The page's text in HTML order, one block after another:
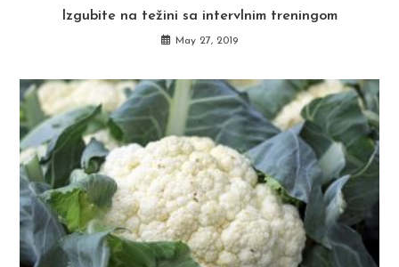
Izgubite na težini sa intervlnim treningom
May 27, 2019